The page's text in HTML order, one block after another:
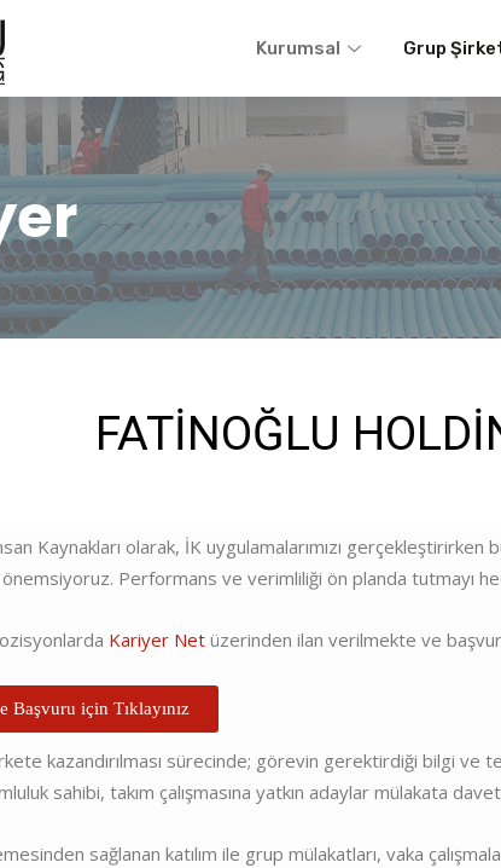
Kurumsal Grup
FATİNOĞLU
Kaynakları olarak, İK uygulamalarımızı gerçekleştirirken
Performans ve verimliliği ön planda tutmayı
Kariyer Net üzerinden ilan verilmekte ve
Başvuru için Tıklayınız
kazandırılması sürecinde; görevin gerektirdiği bilgi
sahibi, takım çalışmasına yatkın adaylar mülakata
sağlanan katılım ile grup mülakatları, vaka